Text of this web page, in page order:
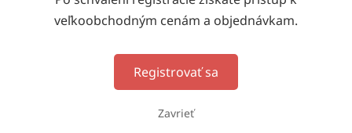
veľkoobchodným cenám a objednávkam.
Registrovať sa
Zavrieť